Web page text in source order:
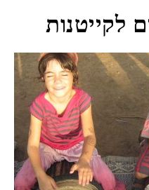
לקייטנות